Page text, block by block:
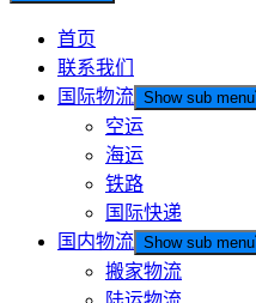
首页
联系我们
国际物流 Show sub menu
空运
海运
铁路
国际快递
国内物流 Show sub menu
搬家物流